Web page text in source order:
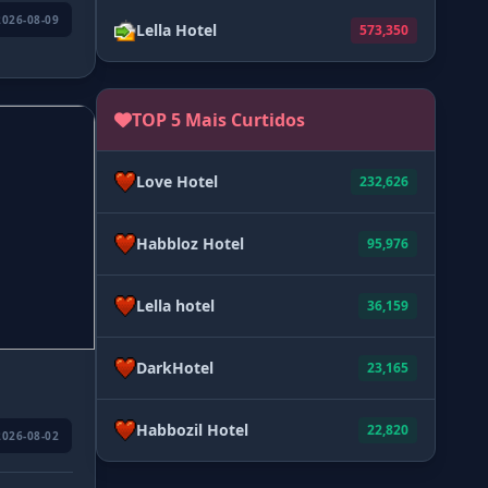
08-09
08-02
Lella Hotel 573,350
TOP 5 Mais Curtidos
Love Hotel 232,626
Habbloz Hotel 95,976
Lella hotel 36,159
DarkHotel 23,165
Habbozil Hotel 22,820